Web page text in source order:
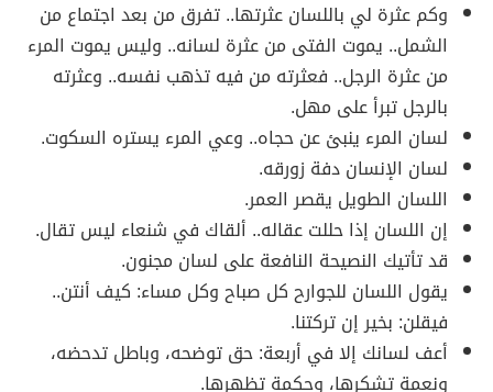
وكم عثرة لي باللسان عثرتها.. تفرق من بعد اجتماع من
الشمل.. يموت الفتى من عثرة لسانه.. وليس يموت المرء
من عثرة الرجل.. فعثرته من فيه تذهب نفسه.. وعثرته
بالرجل تبرأ على مهل.
لسان المرء ينبئ عن حجاه.. وعي المرء يستره السكوت.
لسان الإنسان دفة زورقه.
اللسان الطويل يقصر العمر.
إن اللسان إذا حللت عقاله.. ألقاك في شنعاء ليس تقال.
قد تأتيك النصيحة النافعة على لسان مجنون.
يقول اللسان للجوارح كل صباح وكل مساء: كيف أنتن..
فيقلن: بخير إن تركتنا.
أعف لسانك إلا في أربعة: حق توضحه، وباطل تدحضه،
ونعمة تشكرها، وحكمة تظهرها.